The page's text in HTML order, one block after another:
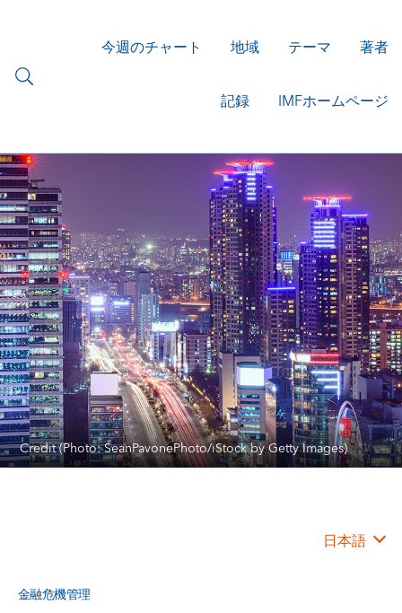
今週のチャート 地域 テーマ 著者
記録 IMFホームページ
Credit (Photo: SeanPavonePhoto/iStock by Getty Images)
日本語
金融危機管理